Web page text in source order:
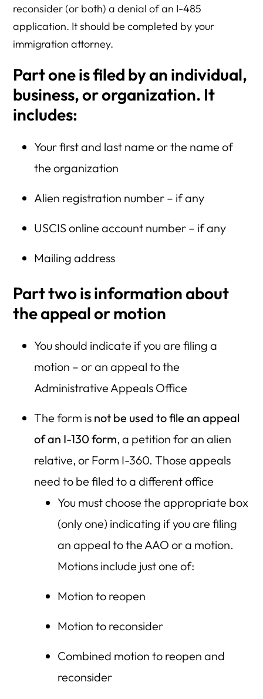
reconsider (or both) a denial of an I-485
application. It should be completed by your
immigration attorney.
Part one is filed by an individual,
business, or organization. It
includes:
Your first and last name or the name of
the organization
Alien registration number – if any
USCIS online account number – if any
Mailing address
Part two is information about
the appeal or motion
You should indicate if you are filing a
motion – or an appeal to the
Administrative Appeals Office
The form is not be used to file an appeal
of an I-130 form, a petition for an alien
relative, or Form I-360. Those appeals
need to be filed to a different office
You must choose the appropriate box
(only one) indicating if you are filing
an appeal to the AAO or a motion.
Motions include just one of:
Motion to reopen
Motion to reconsider
Combined motion to reopen and
reconsider